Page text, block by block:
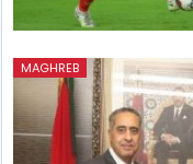
MAGHREB